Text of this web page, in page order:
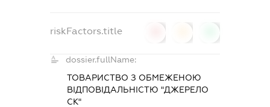
riskFactors.title
dossier.fullName:
ТОВАРИСТВО З ОБМЕЖЕНОЮ
ВІДПОВІДАЛЬНІСТЮ "ДЖЕРЕЛО
СК"